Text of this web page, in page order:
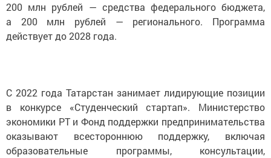
200 млн рублей — средства федерального бюджета,
а 200 млн рублей — регионального. Программа
действует до 2028 года.
С 2022 года Татарстан занимает лидирующие позиции
в конкурсе «Студенческий стартап». Министерство
экономики РТ и Фонд поддержки предпринимательства
оказывают всестороннюю поддержку, включая
образовательные программы, консультации,